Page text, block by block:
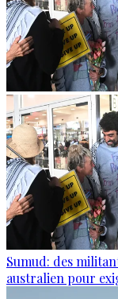
Sumud: des
australien pour